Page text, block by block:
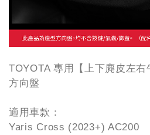
TOYOTA 專用【上下麂皮左
方向盤
適用車款：
Yaris Cross (2023+) AC200